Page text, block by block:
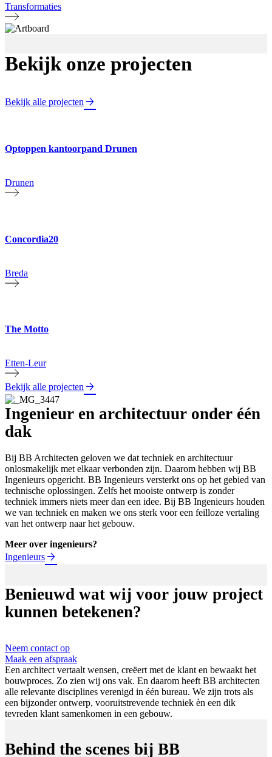
Transformaties
Bekijk onze projecten
Bekijk alle projecten
Optoppen kantoorpand Drunen
Drunen
Concordia20
Breda
The Motto
Etten-Leur
Bekijk alle projecten
Ingenieur en architectuur onder één
dak
Bij BB Architecten geloven we dat techniek en architectuur
onlosmakelijk met elkaar verbonden zijn. Daarom hebben wij BB
Ingenieurs opgericht. BB Ingenieurs versterkt ons op het gebied van
technische oplossingen. Zelfs het mooiste ontwerp is zonder
techniek immers niets meer dan een idee. Bij BB Ingenieurs houden
we van techniek en maken we ons sterk voor een feilloze vertaling
van het ontwerp naar het gebouw.
Meer over ingenieurs?
Ingenieurs
Benieuwd wat wij voor jouw project
kunnen betekenen?
Neem contact op
Maak een afspraak
Een architect vertaalt wensen, creëert met de klant en bewaakt het
bouwproces. Zo zien wij ons vak. En daarom heeft BB architecten
alle relevante disciplines verenigd in één bureau. We zijn trots als
een bijzonder ontwerp, vooruitstrevende techniek èn een dik
tevreden klant samenkomen in een gebouw.
Behind the scenes bij BB